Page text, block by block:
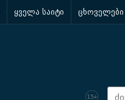
ყველა საიტი ცხოველები